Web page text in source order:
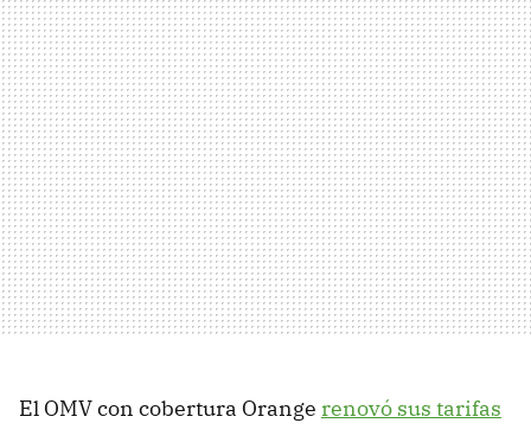
El OMVcon cobertura Orange renovó sus tarifas